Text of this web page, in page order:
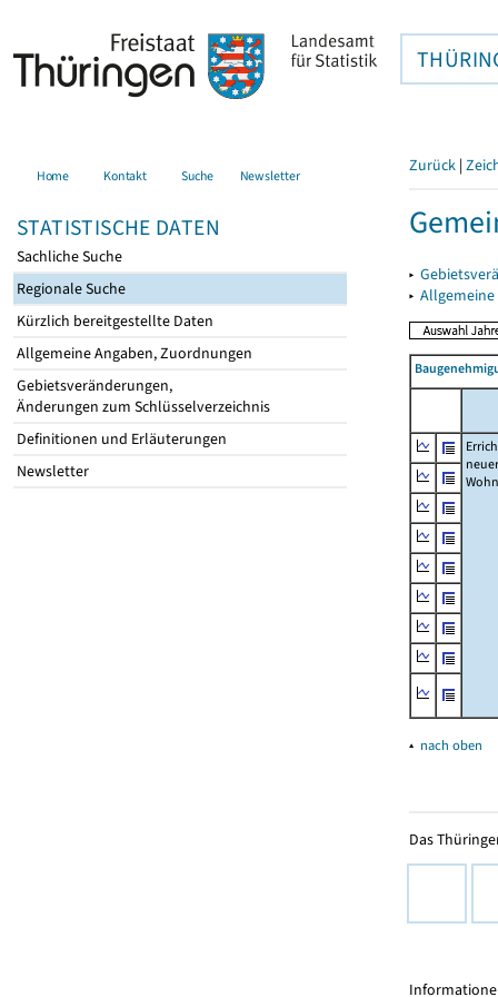
Home Kontakt Suche Newsletter
STATISTISCHE DATEN
Sachliche Suche
Regionale Suche
Kürzlich bereitgestellte Daten
Allgemeine Angaben, Zuordnungen
Gebietsveränderungen,
Änderungen zum Schlüsselverzeichnis
Definitionen und Erläuterungen
Newsletter
Zurück |
▸
▸
neuer
▴ nach oben
Das